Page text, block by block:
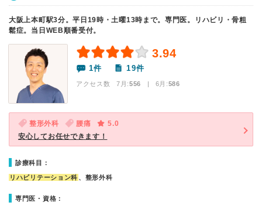
大阪上本町駅3分。平日19時・土曜13時まで。専門医。リハビリ・骨粗
鬆症。当日WEB順番受付。
3.94
1件 19件
アクセス数 7月:556 | 6月:586
整形外科 腰痛
5.0
安心してお任せできます！
診療科目：
リハビリテーション科 、整形外科
専門医・資格：